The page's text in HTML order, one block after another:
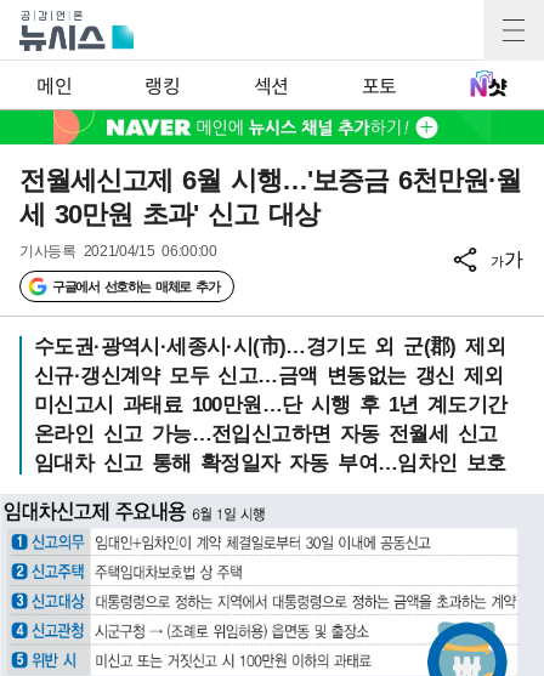
메인 랭킹 섹션 포토
전월세신고제 6월 시행…'보증금 6천만원·월
세 30만원 초과' 신고 대상
기사등록 2021/04/15 06:00:00
구글에서 선호하는 매체로 추가
가가
수도권·광역시·세종시·시(市)…경기도 외 군(郡) 제외
신규·갱신계약 모두 신고…금액 변동없는 갱신 제외
미신고시 과태료 100만원…단 시행 후 1년 계도기간
온라인 신고 가능…전입신고하면 자동 전월세 신고
임대차 신고 통해 확정일자 자동 부여…임차인 보호